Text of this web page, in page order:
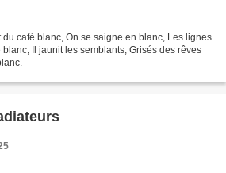
café blanc, On se saigne en blanc, Les lignes
Il jaunit les semblants, Grisés des rêves